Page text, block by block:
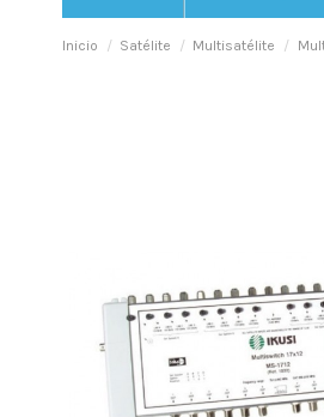
Inicio Satélite Multisatélite